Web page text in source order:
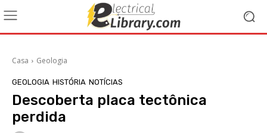
Casa Geologia
GEOLOGIA HISTÓRIA NOTÍCIAS
Descoberta placa tectônica
perdida